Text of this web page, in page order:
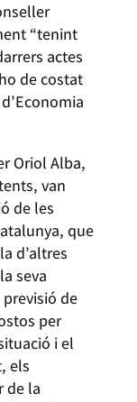
“tenint
actes
de costat
Oriol Alba,
van
de les
que
d’altres
seva
de
per
i el
els
de la